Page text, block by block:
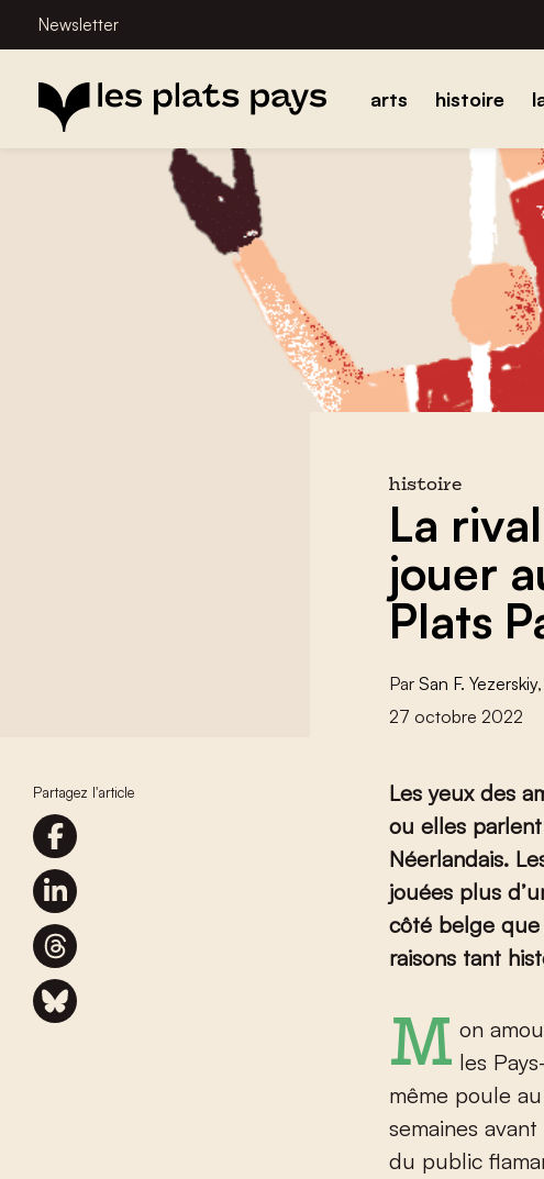
Newsletter
arts histoire
Partagez l'article
histoire
La
jouer
Plats
ParSan F. Yezerskiy
27 octobre 2022
Les yeux des
ou elles
Néerlandais.
jouées plus
côté belge
raisons tant
Mon amour du football remonte à un match entre la Belgique et les
même poule
semaines
du public